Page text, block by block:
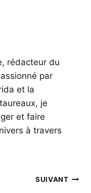
rédacteur du
par
et la
je
et faire
à travers
SUIVANT